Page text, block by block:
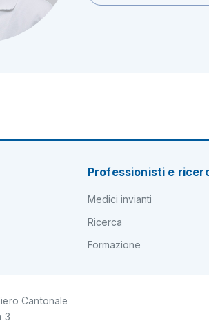
Professionisti e
Medici invianti
Ricerca
Formazione
Cantonale
3